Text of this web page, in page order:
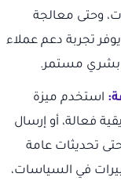
وحتى معالجة
تجربة دعم عملاء
استخدم ميزة
فعالة، أو إرسال
تحديثات عامة
في السياسات،